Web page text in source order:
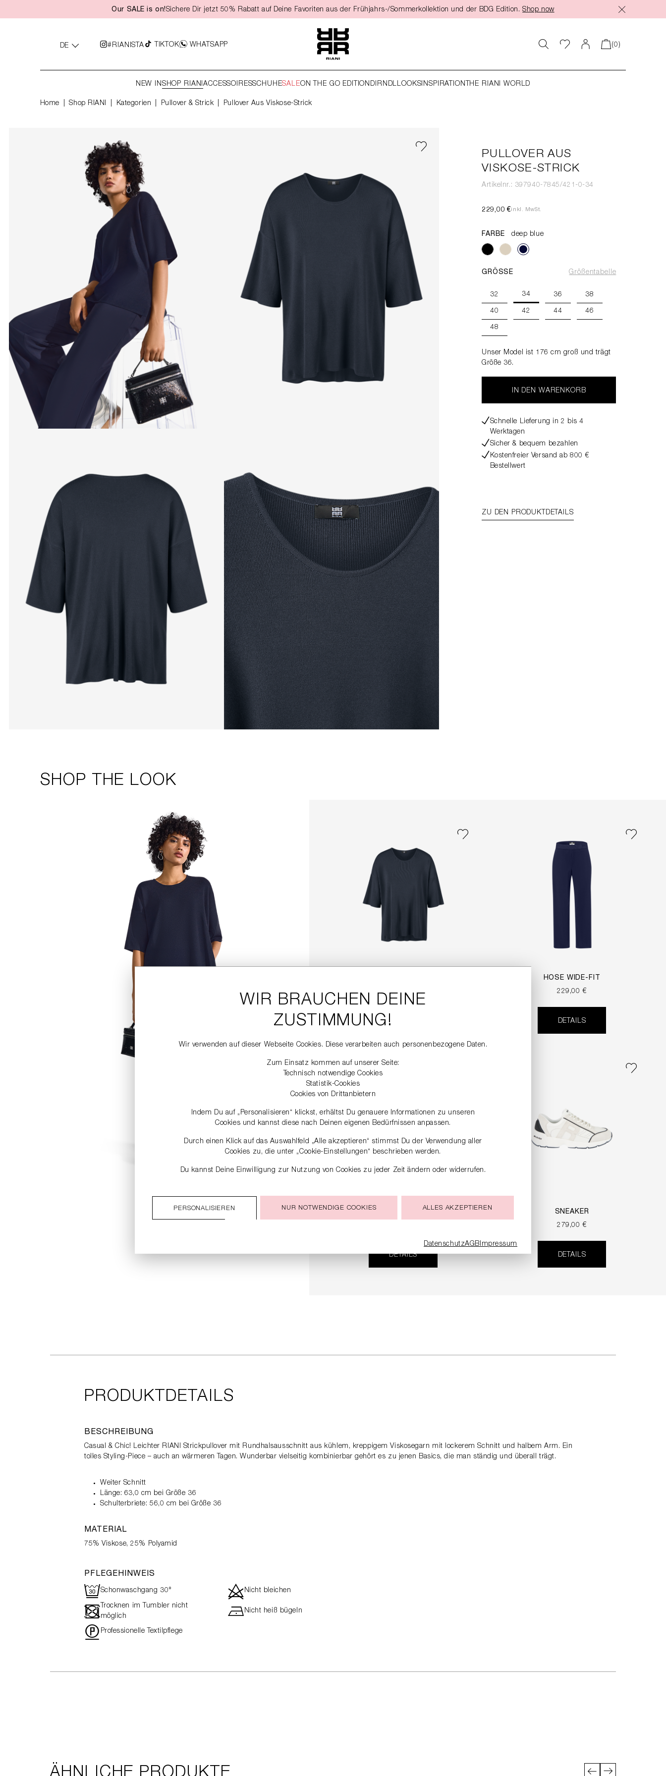
Zur Hauptnavigation springen
Our SALE is on!Sichere Dir jetzt 50% Rabatt auf Deine Favoriten aus der Frühjahrs-/Sommerkollektion und der BDG Edition. Shop now
DE #RIANISTA TIKTOK WHATSAPP (0)
NEW INSHOP RIANIACCESSOIRESSCHUHESALEON THE GO EDITION DIRNDLLOOKSINSPIRATION THE RIANI WORLD
Home Shop RIANI Kategorien Pullover & Strick Pullover Aus Viskose-Strick
PULLOVER AUS
VISKOSE-STRICK
Artikelnr.: 397940-7845/421-0-34
229,00 €inkl. MwSt.
FARBE deep blue
GRÖSSE Größentabelle
32 34 36 38
40 42 44 46
48
Unser Model ist 176 cm groß und trägt
Größe 36.
IN DEN WARENKORB
Schnelle Lieferung in 2 bis 4
Werktagen
Sicher & bequem bezahlen
Kostenfreier Versand ab 800 €
Bestellwert
ZU DEN PRODUKTDETAILS
SHOP THE LOOK
229,00 €
DETAILS
HOSE WIDE-FIT
229,00 €
DETAILS
SALE
TRAGERIEMEN
DETAILS
SNEAKER
279,00 €
DETAILS
PRODUKTDETAILS
BESCHREIBUNG
Casual & Chic! Leichter RIANI Strickpullover mit Rundhalsausschnitt aus kühlem, kreppigem Viskosegarn mit lockerem Schnitt und halbem Arm. Ein
tolles Styling-Piece – auch an wärmeren Tagen. Wunderbar vielseitig kombinierbar gehört es zu jenen Basics, die man ständig und überall trägt.
Weiter Schnitt
Länge: 63,0 cm bei Größe 36
Schulterbriete: 56,0 cm bei Größe 36
MATERIAL
75% Viskose, 25% Polyamid
PFLEGEHINWEIS
RSchonwaschgang 30° dNicht bleichen
- Trocknen im Tumbler nicht
möglich
hNicht heiß bügeln
" Professionelle Textilpflege
WIR BRAUCHEN DEINE
ZUSTIMMUNG!
Wir verwenden auf dieser Webseite Cookies. Diese verarbeiten auch personenbezogene Daten.
Zum Einsatz kommen auf unserer Seite:
Technisch notwendige Cookies
Statistik-Cookies
Cookies von Drittanbietern
Indem Du auf „Personalisieren“ klickst, erhältst Du genauere Informationen zu unseren
Cookies und kannst diese nach Deinen eigenen Bedürfnissen anpassen.
Durch einen Klick auf das Auswahlfeld „Alle akzeptieren“ stimmst Du der Verwendung aller
Cookies zu, die unter „Cookie-Einstellungen“ beschrieben werden.
Du kannst Deine Einwilligung zur Nutzung von Cookies zu jeder Zeit ändern oder widerrufen.
PERSONALISIEREN NUR NOTWENDIGE COOKIES ALLES AKZEPTIEREN
DatenschutzAGBImpressum